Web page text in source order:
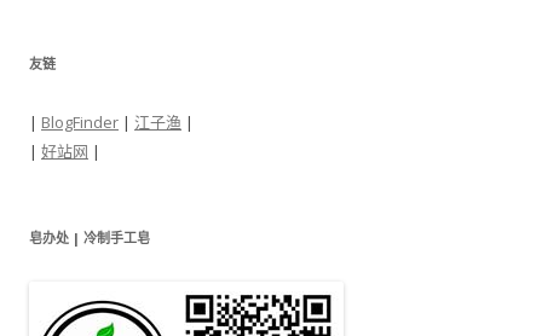
友链
| BlogFinder | 江子渔 |
| 好站网 |
皂办处 | 冷制手工皂